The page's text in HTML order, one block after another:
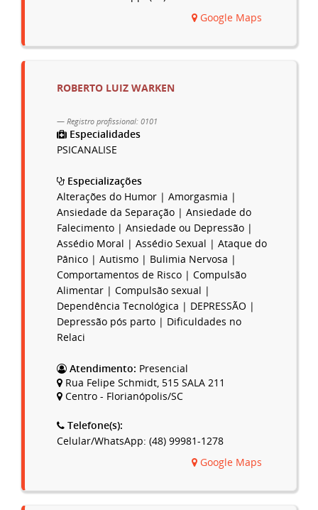
Google Maps
ROBERTO LUIZ WARKEN
Registro profissional: 0101
Especialidades
PSICANALISE
Especializações
Alterações do Humor | Amorgasmia |
Ansiedade da Separação | Ansiedade do
Falecimento | Ansiedade ou Depressão |
Assédio Moral | Assédio Sexual | Ataque do
Pânico | Autismo | Bulimia Nervosa |
Comportamentos de Risco | Compulsão
Alimentar | Compulsão sexual |
Dependência Tecnológica | DEPRESSÃO |
Depressão pós parto | Dificuldades no
Relaci
Atendimento: Presencial
Rua Felipe Schmidt, 515 SALA 211
Centro - Florianópolis/SC
Telefone(s):
Celular/WhatsApp: (48) 99981-1278
Google Maps